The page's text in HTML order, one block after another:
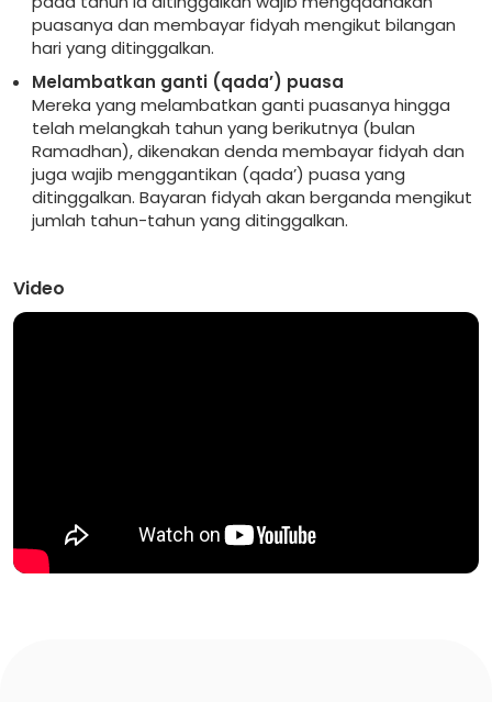
puasanya dan membayar fidyah mengikut bilangan
hari yang ditinggalkan.
Melambatkan ganti (qada’) puasa
Mereka yang melambatkan ganti puasanya hingga
telah melangkah tahun yang berikutnya (bulan
Ramadhan), dikenakan denda membayar fidyah dan
juga wajib menggantikan (qada’) puasa yang
ditinggalkan. Bayaran fidyah akan berganda mengikut
jumlah tahun-tahun yang ditinggalkan.
Video